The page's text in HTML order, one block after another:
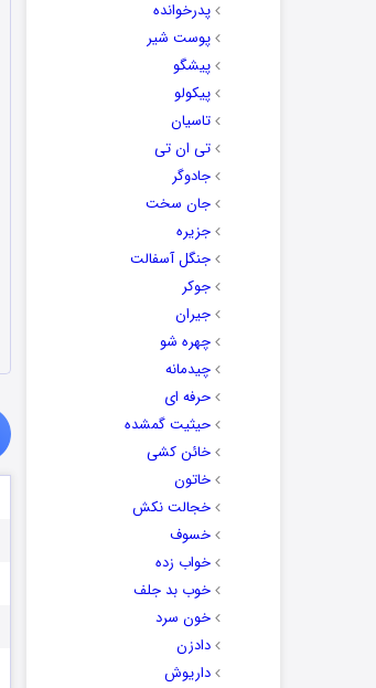
پدرخوانده
پوست شیر
پیشگو
پیکولو
تاسیان
تی ان تی
جادوگر
جان سخت
جزیره
جنگل آسفالت
جوکر
جیران
چهره شو
چیدمانه
حرفه ای
حیثیت گمشده
خائن کشی
خاتون
خجالت نکش
خسوف
خواب زده
خوب بد جلف
خون سرد
دادزن
داریوش